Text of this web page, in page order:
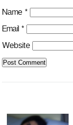
Name *
Email *
Website